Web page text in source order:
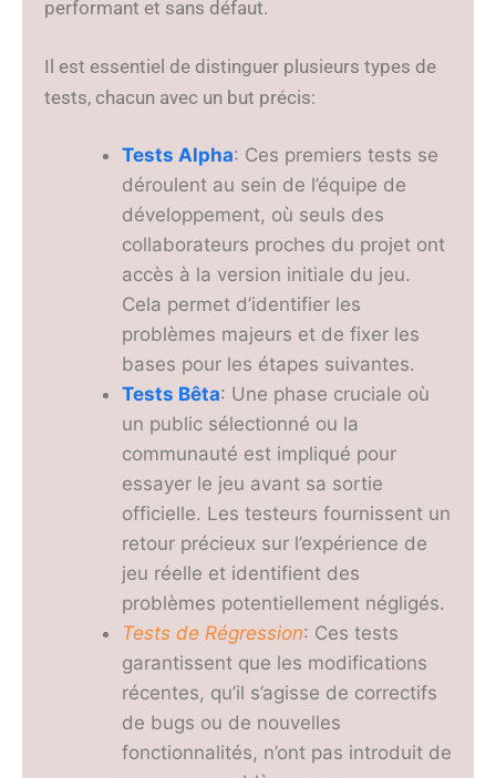
performant et sans défaut.
Il est essentiel de distinguer plusieurs types de
tests, chacun avec un but précis:
Tests Alpha: Ces premiers tests se
déroulent au sein de l’équipe de
développement, où seuls des
collaborateurs proches du projet ont
accès à la version initiale du jeu.
Cela permet d’identifier les
problèmes majeurs et de fixer les
bases pour les étapes suivantes.
Tests Bêta: Une phase cruciale où
un public sélectionné ou la
communauté est impliqué pour
essayer le jeu avant sa sortie
officielle. Les testeurs fournissent un
retour précieux sur l’expérience de
jeu réelle et identifient des
problèmes potentiellement négligés.
Tests de Régression: Ces tests
garantissent que les modifications
récentes, qu’il s’agisse de correctifs
de bugs ou de nouvelles
fonctionnalités, n’ont pas introduit de